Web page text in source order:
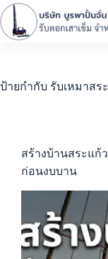
ป้ายกำกับ รับเหมาสร
สร้างบ้านสระแก้
ก่อนงบบาน